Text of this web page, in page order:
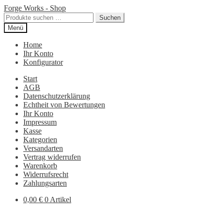
Zur
Navigation
springen
Zum
Inhalt
springen
Forge Works - Shop
Suchen
nach:
Suchen
Menü
Home
Ihr Konto
Konfigurator
Start
AGB
Datenschutzerklärung
Echtheit von Bewertungen
Ihr Konto
Impressum
Kasse
Kategorien
Versandarten
Vertrag widerrufen
Warenkorb
Widerrufsrecht
Zahlungsarten
0,00 € 0 Artikel